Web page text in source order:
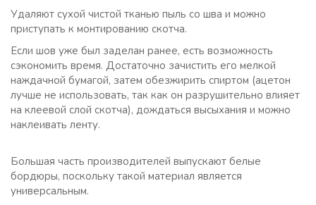
Удаляют сухой чистой тканью пыль со шва и можно
приступать к монтированию скотча.
Если шов уже был заделан ранее, есть возможность
сэкономить время. Достаточно зачистить его мелкой
наждачной бумагой, затем обезжирить спиртом (ацетон
лучше не использовать, так как он разрушительно влияет
на клеевой слой скотча), дождаться высыхания и можно
наклеивать ленту.
Большая часть производителей выпускают белые
бордюры, поскольку такой материал является
универсальным.